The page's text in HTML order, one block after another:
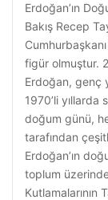
Erdoğan’ın
Bakış Recep
figür olmuştur.
Erdoğan, genç
1970’li yıllarda
doğum günü,
tarafından
Erdoğan’ın
toplum
Kutlamalarının